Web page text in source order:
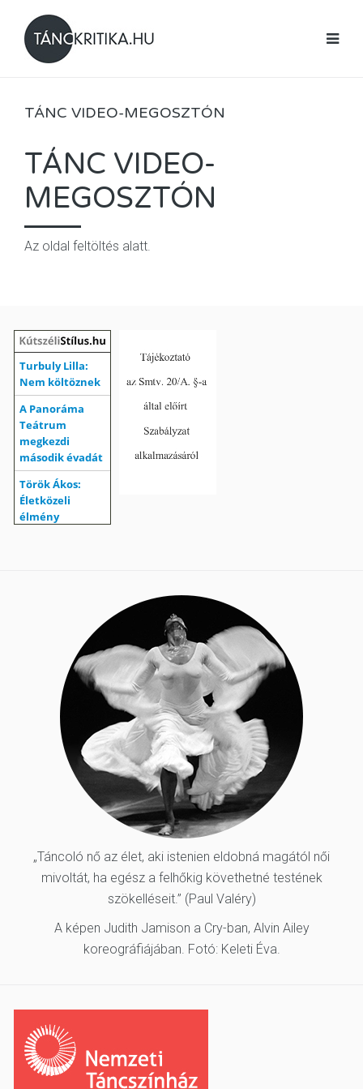
TÁNC VIDEO-MEGOSZTÓN
TÁNC VIDEO-
MEGOSZTÓN
Az oldal feltöltés alatt.
„Táncoló nő az élet, aki istenien eldobná magától női
mivoltát, ha egész a felhőkig követhetné testének
szökelléseit.” (Paul Valéry)
A képen Judith Jamison a Cry-ban, Alvin Ailey
koreográfiájában. Fotó: Keleti Éva.